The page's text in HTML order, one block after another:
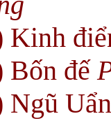
Kinh
Bốn đế
Ngũ